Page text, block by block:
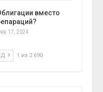
вместо
17, 2024
1 из 2 690